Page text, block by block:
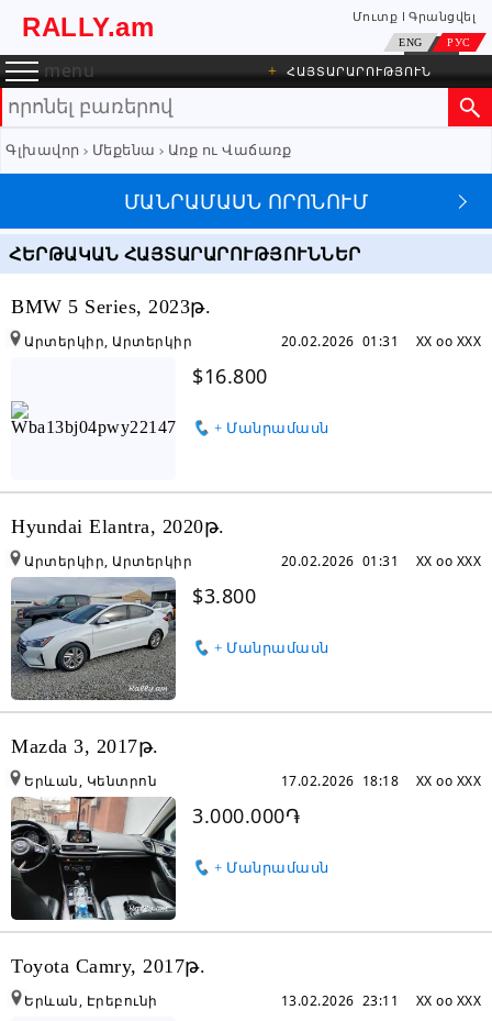
RALLY.am Մուտք Գրանցվել
ENG РУС
menu + ՀԱՅՏԱՐԱՐՈՒԹՅՈՒՆ
Գլխավոր Մեքենա Առք ու Վաճառք
ՄԱՆՐԱՄԱՍՆ ՈՐՈՆՈՒՄ
ՀԵՐԹԱԿԱՆ ՀԱՅՏԱՐԱՐՈՒԹՅՈՒՆՆԵՐ
BMW 5 Series, 2023թ.
$16.800
+ Մանրամասն
XX oo XXX
20.02.2026 01:31
Արտերկիր, Արտերկիր
Hyundai Elantra, 2020թ.
$3.800
+ Մանրամասն
XX oo XXX
20.02.2026 01:31
Արտերկիր, Արտերկիր
Mazda 3, 2017թ.
3.000.000֏
+ Մանրամասն
XX oo XXX
17.02.2026 18:18
Երևան, Կենտրոն
Toyota Camry, 2017թ.
XX oo XXX
13.02.2026 23:11
Երևան, Էրեբունի